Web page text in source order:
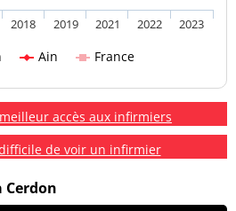
Ain France
2018 2019 2021 2022 2023
accès aux infirmiers
de voir un infirmier